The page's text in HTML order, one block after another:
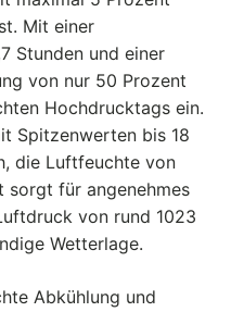
Mit einer
Stunden und einer
von nur 50 Prozent
Hochdrucktags ein.
Spitzenwerten bis 18
die Luftfeuchte von
für angenehmes
von rund 1023
Wetterlage.
Abkühlung und